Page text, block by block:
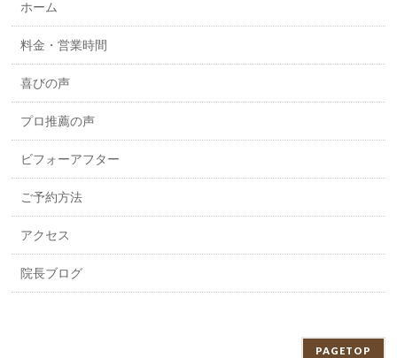
ホーム
料金・営業時間
喜びの声
プロ推薦の声
ビフォーアフター
ご予約方法
アクセス
院長ブログ
PAGETOP